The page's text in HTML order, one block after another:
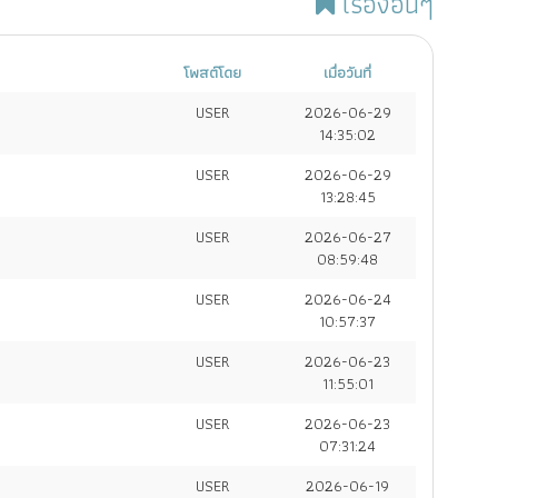
โพสต์โดย เมื่อวันที่
USER
2026-06-29
14:35:02
USER
2026-06-29
13:28:45
USER
2026-06-27
08:59:48
USER
2026-06-24
10:57:37
USER
2026-06-23
11:55:01
USER
2026-06-23
07:31:24
USER
2026-06-19